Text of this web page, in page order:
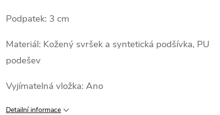
Podpatek: 3 cm
Materiál: Kožený svršek a syntetická podšívka, PU
podešev
Vyjímatelná vložka: Ano
Detailní informace